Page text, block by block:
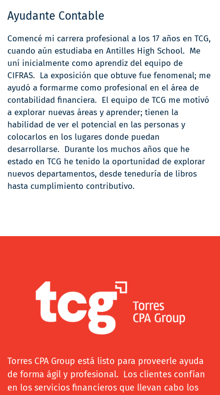
Ayudante Contable
Comencé mi carrera profesional a los 17 años en TCG,
cuando aún estudiaba en Antilles High School. Me
uní inicialmente como aprendiz del equipo de
CIFRAS. La exposición que obtuve fue fenomenal; me
ayudó a formarme como profesional en el área de
contabilidad financiera. El equipo de TCG me motivó
a explorar nuevas áreas y aprender; tienen la
habilidad de ver el potencial en las personas y
colocarlos en los lugares donde puedan
desarrollarse. Durante los muchos años que he
estado en TCG he tenido la oportunidad de explorar
nuevos departamentos, desde teneduría de libros
hasta cumplimiento contributivo.
Torres CPA Group está listo para proveerle ayuda
de forma ágil y profesional. Los clientes confían
en los servicios financieros que llevan cabo los